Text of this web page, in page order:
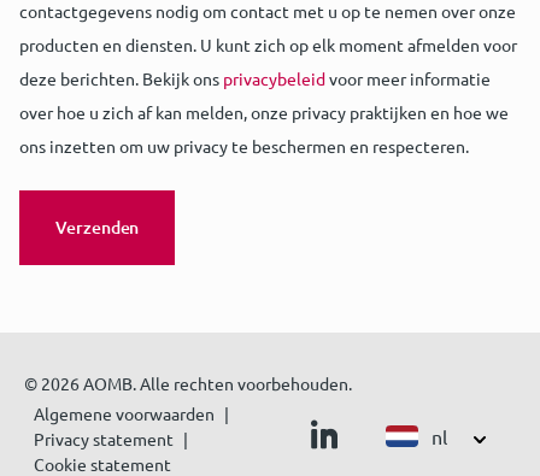
contactgegevens nodig om contact met u op te nemen over onze
producten en diensten. U kunt zich op elk moment afmelden voor
deze berichten. Bekijk ons privacybeleidvoor meer informatie
over hoe u zich af kan melden, onze privacy praktijken en hoe we
ons inzetten om uw privacy te beschermen en respecteren.
© 2026 AOMB. Alle rechten voorbehouden.
Algemene voorwaarden
Privacy statement
Cookie statement
nl